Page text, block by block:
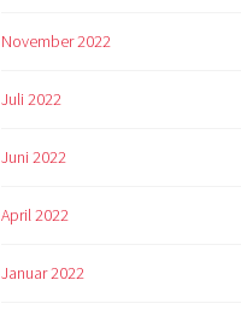
November 2022
Juli 2022
Juni 2022
April 2022
Januar 2022